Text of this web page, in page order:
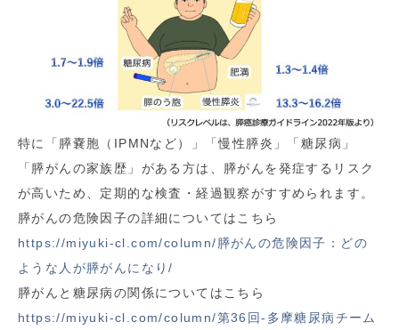
特に「膵嚢胞（IPMNなど）」「慢性膵炎」「糖尿病」
「膵がんの家族歴」がある方は、膵がんを発症するリスク
が高いため、定期的な検査・経過観察がすすめられます。
膵がんの危険因子の詳細についてはこちら
https://miyuki-cl.com/column/膵がんの危険因子：どの
ような人が膵がんになり/
膵がんと糖尿病の関係についてはこちら
https://miyuki-cl.com/column/第36回-多摩糖尿病チーム